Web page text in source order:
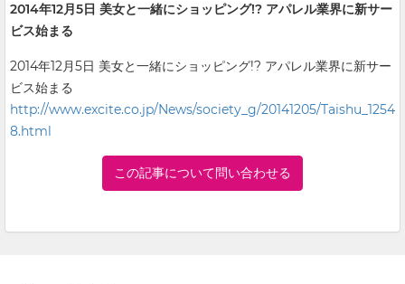
2014年12月5日 美女と一緒にショッピング!? アパレル業界に新サー
ビス始まる
2014年12月5日 美女と一緒にショッピング!? アパレル業界に新サー
ビス始まる
http://www.excite.co.jp/News/society_g/20141205/Taishu_1254
8.html
この記事について問い合わせる